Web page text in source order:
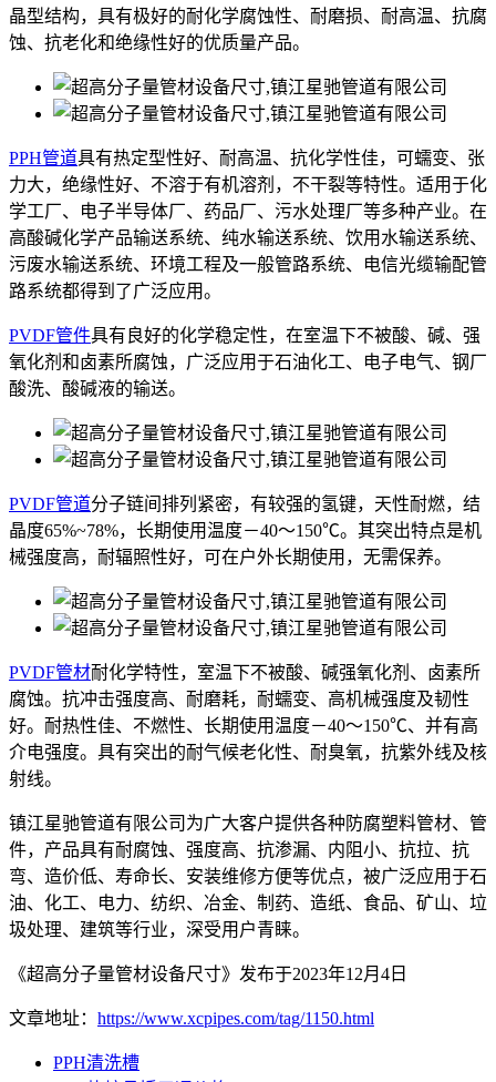
晶型结构，具有极好的耐化学腐蚀性、耐磨损、耐高温、抗腐
蚀、抗老化和绝缘性好的优质量产品。
PPH管道具有热定型性好、耐高温、抗化学性佳，可蠕变、张
力大，绝缘性好、不溶于有机溶剂，不干裂等特性。适用于化
学工厂、电子半导体厂、药品厂、污水处理厂等多种产业。在
高酸碱化学产品输送系统、纯水输送系统、饮用水输送系统、
污废水输送系统、环境工程及一般管路系统、电信光缆输配管
路系统都得到了广泛应用。
PVDF管件具有良好的化学稳定性，在室温下不被酸、碱、强
氧化剂和卤素所腐蚀，广泛应用于石油化工、电子电气、钢厂
酸洗、酸碱液的输送。
PVDF管道分子链间排列紧密，有较强的氢键，天性耐燃，结
晶度65%~78%，长期使用温度－40～150℃。其突出特点是机
械强度高，耐辐照性好，可在户外长期使用，无需保养。
PVDF管材耐化学特性，室温下不被酸、碱强氧化剂、卤素所
腐蚀。抗冲击强度高、耐磨耗，耐蠕变、高机械强度及韧性
好。耐热性佳、不燃性、长期使用温度－40～150℃、并有高
介电强度。具有突出的耐气候老化性、耐臭氧，抗紫外线及核
射线。
镇江星驰管道有限公司为广大客户提供各种防腐塑料管材、管
件，产品具有耐腐蚀、强度高、抗渗漏、内阻小、抗拉、抗
弯、造价低、寿命长、安装维修方便等优点，被广泛应用于石
油、化工、电力、纺织、冶金、制药、造纸、食品、矿山、垃
圾处理、建筑等行业，深受用户青睐。
《超高分子量管材设备尺寸》发布于2023年12月4日
文章地址： https://www.xcpipes.com/tag/1150.html
PPH清洗槽